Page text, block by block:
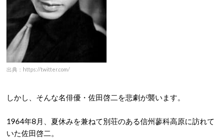
出典：https://twitter.com/
しかし、そんな名俳優・佐田啓二を悲劇が襲います。
1964年8月、夏休みを兼ねて別荘のある信州蓼科高原に訪れて
いた佐田啓二。